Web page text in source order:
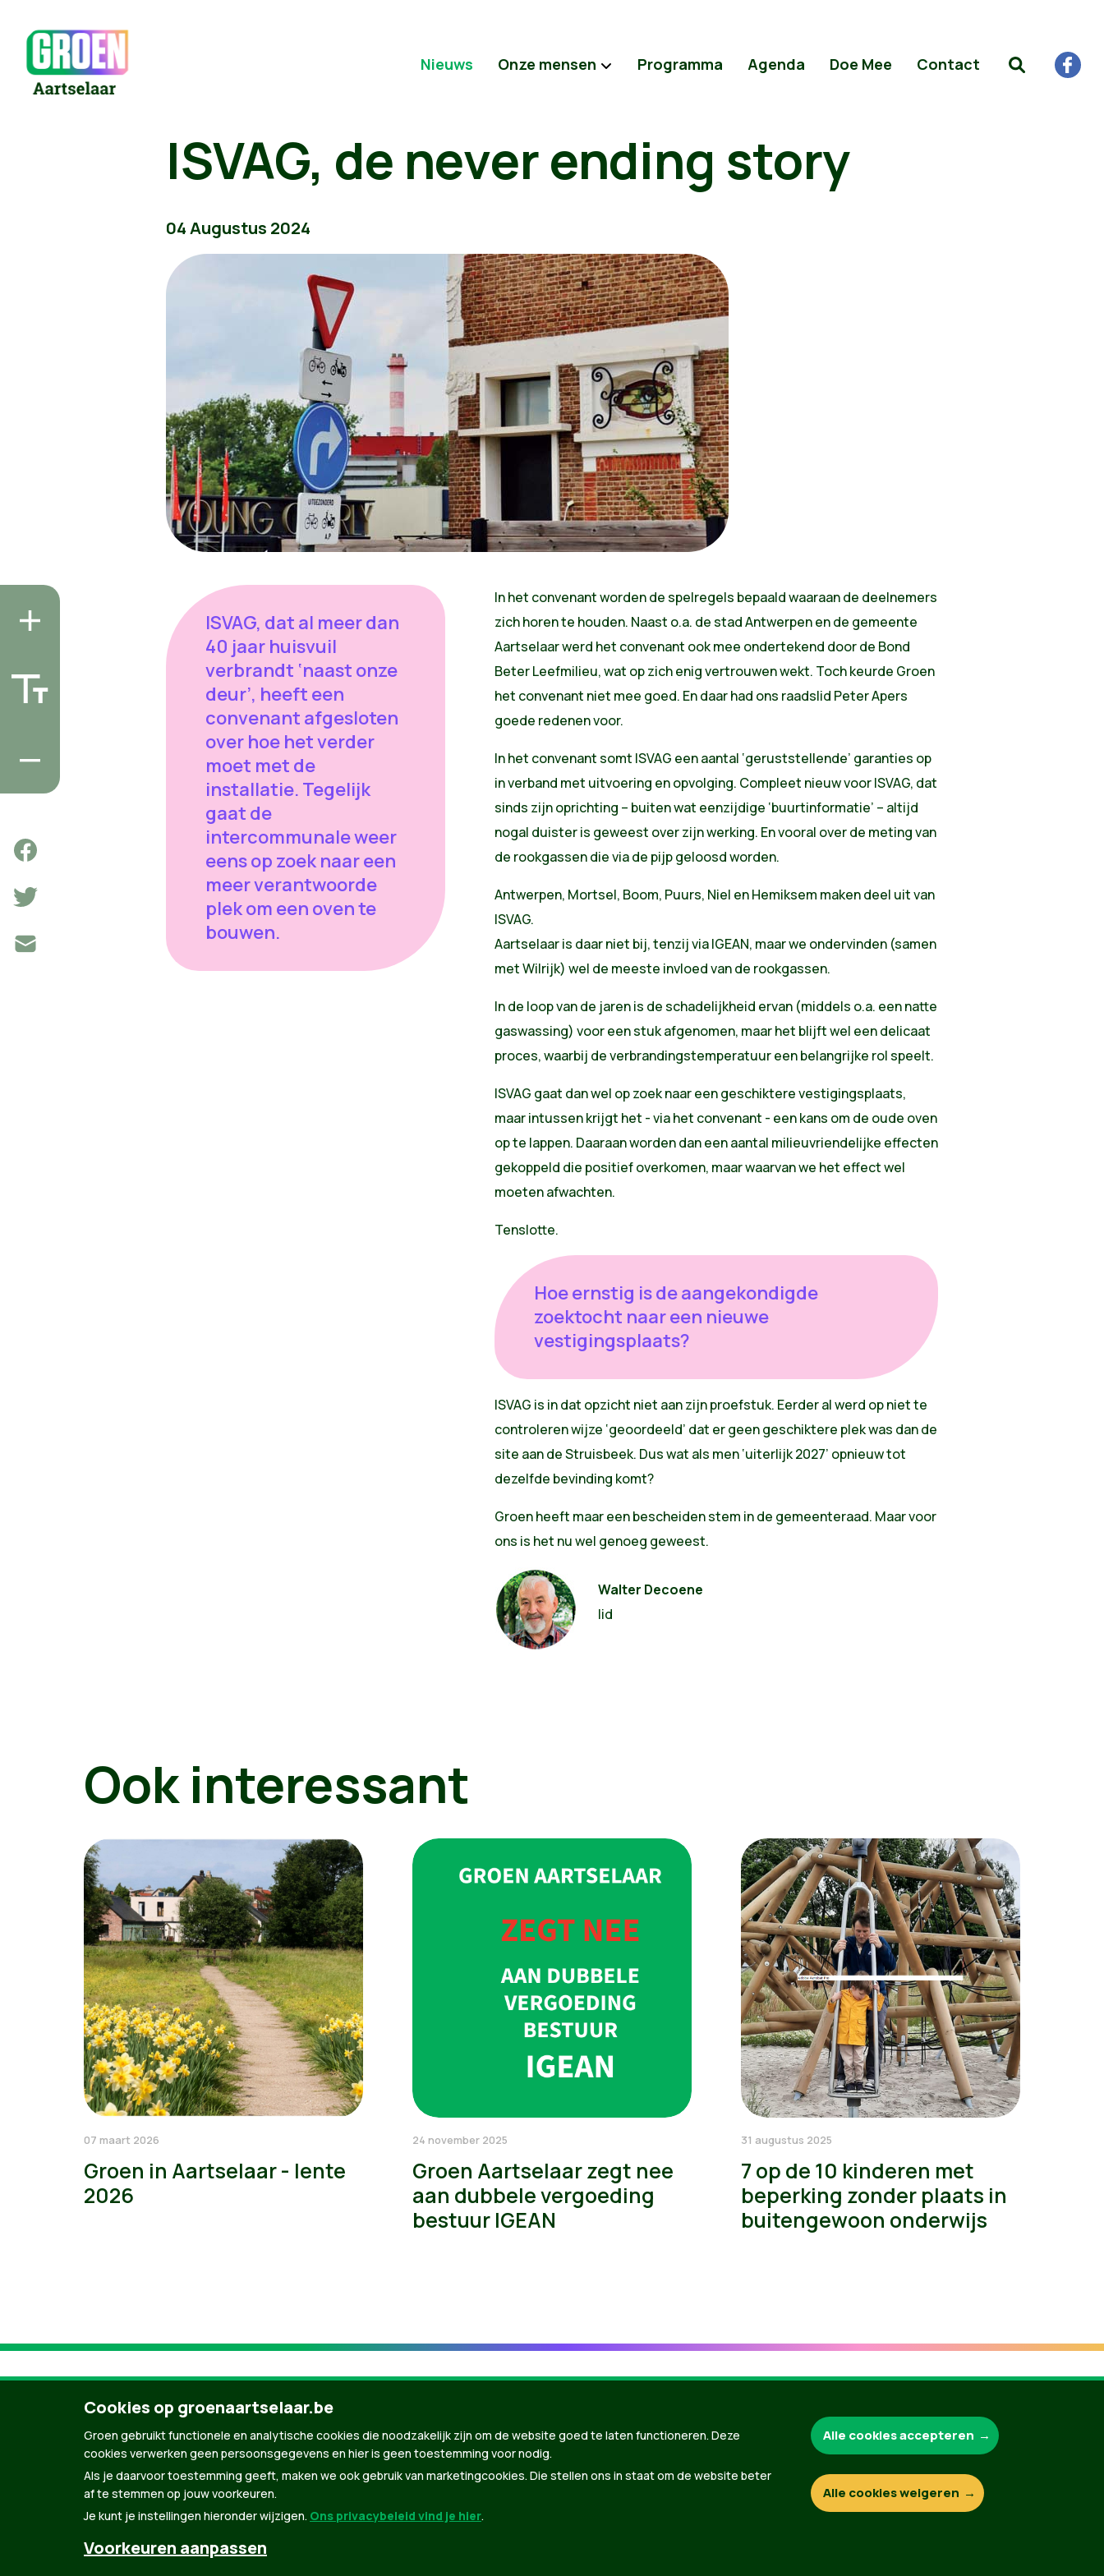
Nieuws Onze mensen Programma Agenda Doe Mee Contact
ISVAG, de never ending story
04 Augustus 2024
ISVAG, dat al meer dan
40 jaar huisvuil
verbrandt ‘naast onze
deur’, heeft een
convenant afgesloten
over hoe het verder
moet met de
installatie. Tegelijk
gaat de
intercommunale weer
eens op zoek naar een
meer verantwoorde
plek om een oven te
bouwen.
In het convenant worden de spelregels bepaald waaraan de deelnemers
zich horen te houden. Naast o.a. de stad Antwerpen en de gemeente
Aartselaar werd het convenant ook mee ondertekend door de Bond
Beter Leefmilieu, wat op zich enig vertrouwen wekt. Toch keurde Groen
het convenant niet mee goed. En daar had ons raadslid Peter Apers
goede redenen voor.
In het convenant somt ISVAG een aantal ‘geruststellende’ garanties op
in verband met uitvoering en opvolging. Compleet nieuw voor ISVAG, dat
sinds zijn oprichting – buiten wat eenzijdige ‘buurtinformatie’ – altijd
nogal duister is geweest over zijn werking. En vooral over de meting van
de rookgassen die via de pijp geloosd worden.
Antwerpen, Mortsel, Boom, Puurs, Niel en Hemiksem maken deel uit van
ISVAG.
Aartselaar is daar niet bij, tenzij via IGEAN, maar we ondervinden (samen
met Wilrijk) wel de meeste invloed van de rookgassen.
In de loop van de jaren is de schadelijkheid ervan (middels o.a. een natte
gaswassing) voor een stuk afgenomen, maar het blijft wel een delicaat
proces, waarbij de verbrandingstemperatuur een belangrijke rol speelt.
ISVAG gaat dan wel op zoek naar een geschiktere vestigingsplaats,
maar intussen krijgt het - via het convenant - een kans om de oude oven
op te lappen. Daaraan worden dan een aantal milieuvriendelijke effecten
gekoppeld die positief overkomen, maar waarvan we het effect wel
moeten afwachten.
Tenslotte.
Hoe ernstig is de aangekondigde
zoektocht naar een nieuwe
vestigingsplaats?
ISVAG is in dat opzicht niet aan zijn proefstuk. Eerder al werd op niet te
controleren wijze ‘geoordeeld’ dat er geen geschiktere plek was dan de
site aan de Struisbeek. Dus wat als men ‘uiterlijk 2027’ opnieuw tot
dezelfde bevinding komt?
Groen heeft maar een bescheiden stem in de gemeenteraad. Maar voor
ons is het nu wel genoeg geweest.
Walter Decoene
lid
Ook interessant
07 maart 2026
Groen in Aartselaar - lente
2026
24 november 2025
Groen Aartselaar zegt nee
aan dubbele vergoeding
bestuur IGEAN
31 augustus 2025
7 op de 10 kinderen met
beperking zonder plaats in
buitengewoon onderwijs
Groen.be
© Copyright Groen 2026 | Gemaakt metNationBuilder| Gebouwd door
Cookies op groenaartselaar.be
Groen gebruikt functionele en analytische cookies die noodzakelijk zijn om de website goed te laten functioneren. Deze
cookies verwerken geen persoonsgegevens en hier is geen toestemming voor nodig.
Als je daarvoor toestemming geeft, maken we ook gebruik van marketingcookies. Die stellen ons in staat om de website beter
af te stemmen op jouw voorkeuren.
Je kunt je instellingen hieronder wijzigen. Ons privacybeleid vind je hier.
Voorkeuren aanpassen
Alle cookies accepteren
Alle cookies weigeren